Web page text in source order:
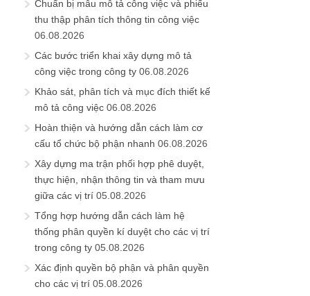
Chuẩn bị mẫu mô tả công việc và phiếu
thu thập phân tích thông tin công việc
06.08.2026
Các bước triển khai xây dựng mô tả
công việc trong công ty 06.08.2026
Khảo sát, phân tích và mục đích thiết kế
mô tả công việc 06.08.2026
Hoàn thiện và hướng dẫn cách làm cơ
cấu tổ chức bộ phận nhanh 06.08.2026
Xây dựng ma trận phối hợp phê duyệt,
thực hiện, nhận thông tin và tham mưu
giữa các vị trí 05.08.2026
Tổng hợp hướng dẫn cách làm hệ
thống phân quyền kí duyệt cho các vị trí
trong công ty 05.08.2026
Xác định quyền bộ phận và phân quyền
cho các vị trí 05.08.2026